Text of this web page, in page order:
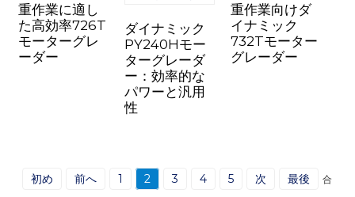
重作業に適し
た高効率726T
モーターグレ
ーダー
ダイナミック
PY240Hモー
ターグレーダ
ー：効率的な
パワーと汎用
性
重作業向けダ
イナミック
732Tモーター
グレーダー
初め 前へ 1 2 3 4 5 次 最後 合